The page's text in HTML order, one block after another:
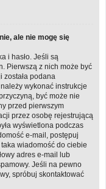
ale nie mogę się
i hasło. Jeśli są
Pierwszą z nich może być
została podana
wykonać instrukcje
być może nie
przed pierwszym
przez osobę rejestrującą
wyświetlona podczas
e-mail, postępuj
wiadomość do ciebie
adres e-mail lub
Jeśli na pewno
spróbuj skontaktować